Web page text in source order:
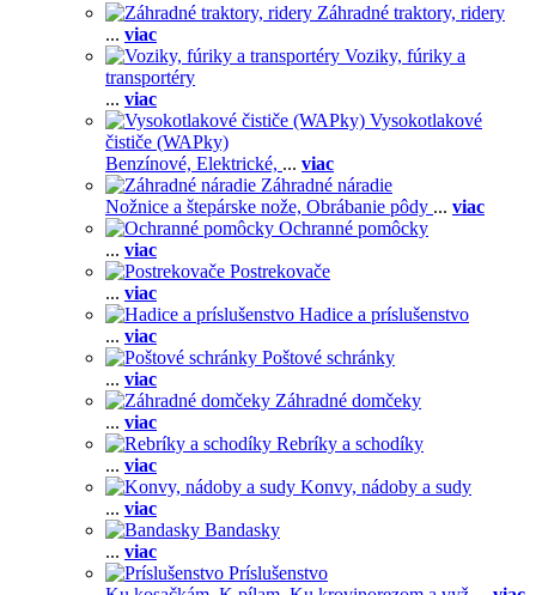
Záhradné traktory, ridery
... viac
Voziky, fúriky a
transportéry
... viac
Vysokotlakové
čističe (WAPky)
Benzínové, Elektrické, ... viac
Záhradné náradie
Nožnice a štepárske nože, Obrábanie pôdy ... viac
Ochranné pomôcky
... viac
Postrekovače
... viac
Hadice a príslušenstvo
... viac
Poštové schránky
... viac
Záhradné domčeky
... viac
Rebríky a schodíky
... viac
Konvy, nádoby a sudy
... viac
Bandasky
... viac
Príslušenstvo